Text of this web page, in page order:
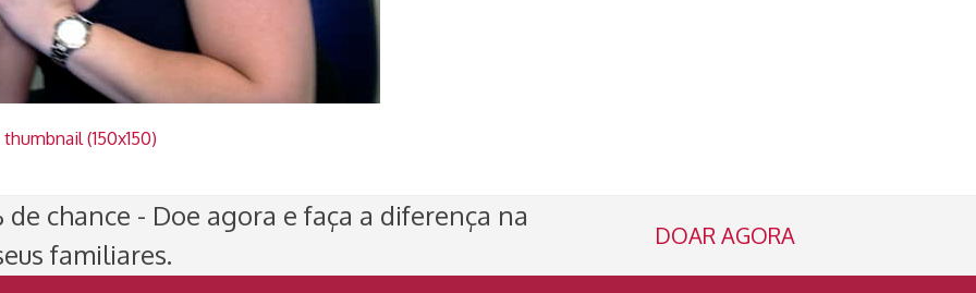
thumbnail (150x150)
chance - Doe agora e faça a diferença na
familiares.
DOAR AGORA